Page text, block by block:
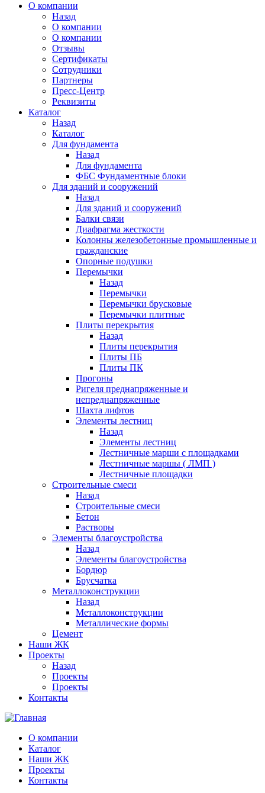
О компании
Назад
О компании
О компании
Отзывы
Сертификаты
Сотрудники
Партнеры
Пресс-Центр
Реквизиты
Каталог
Назад
Каталог
Для фундамента
Назад
Для фундамента
ФБС Фундаментные блоки
Для зданий и сооружений
Назад
Для зданий и сооружений
Балки связи
Диафрагма жесткости
Колонны железобетонные промышленные и
гражданские
Опорные подушки
Перемычки
Назад
Перемычки
Перемычки брусковые
Перемычки плитные
Плиты перекрытия
Назад
Плиты перекрытия
Плиты ПБ
Плиты ПК
Прогоны
Ригеля преднапряженные и
непреднапряженные
Шахта лифтов
Элементы лестниц
Назад
Элементы лестниц
Лестничные марши с площадками
Лестничные маршы ( ЛМП )
Лестничные площадки
Строительные смеси
Назад
Строительные смеси
Бетон
Растворы
Элементы благоустройства
Назад
Элементы благоустройства
Бордюр
Брусчатка
Металлоконструкции
Назад
Металлоконструкции
Металлические формы
Цемент
Наши ЖК
Проекты
Назад
Проекты
Проекты
Контакты
О компании
Каталог
Наши ЖК
Проекты
Контакты